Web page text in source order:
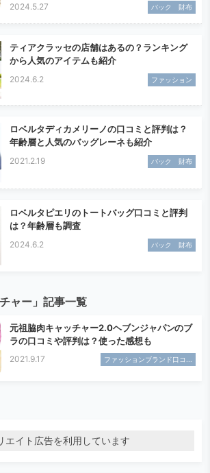
2024.5.27 バック 財布
ティアクラッセの店舗はあるの？ランキング
から人気のアイテムも紹介
2024.6.2 ファッション
ロベルタディカメリーノの口コミと評判は？
年齢層と人気のバッグレーネも紹介
2021.2.19 バック 財布
ロベルタピエリのトートバッグ口コミと評判
は？年齢層も調査
2024.6.2 バック 財布
ャー」記事一覧
元祖脇肉キャッチャー2.0ヘブンジャパンのブ
ラの口コミや評判は？使った感想も
2021.9.17 ファッションブランド口コ...
エイト広告を利用しています